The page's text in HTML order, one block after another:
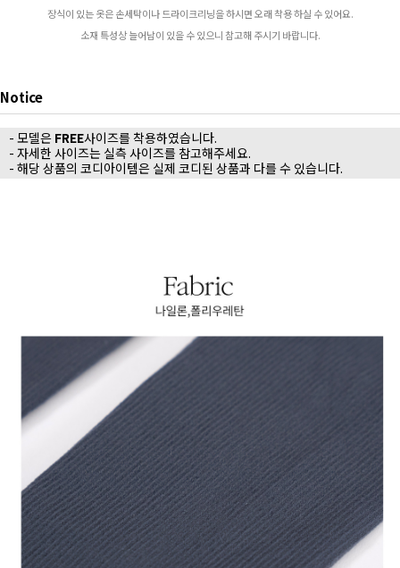
장식이 있는 옷은 손세탁이나 드라이크리닝을 하시면 오래 착용 하실 수 있어요.
소재 특성상 늘어남이 있을 수 있으니 참고해 주시기 바랍니다.
Notice
- 모델은 FREE사이즈를 착용하였습니다.
- 자세한 사이즈는 실측 사이즈를 참고해주세요.
- 해당 상품의 코디아이템은 실제 코디된 상품과 다를 수 있습니다.